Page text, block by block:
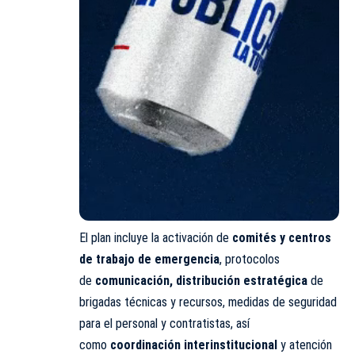
El plan incluye la activación de comités y centros
de trabajo de emergencia, protocolos
de comunicación, distribución estratégica de
brigadas técnicas y recursos, medidas de seguridad
para el personal y contratistas, así
como coordinación interinstitucional y atención